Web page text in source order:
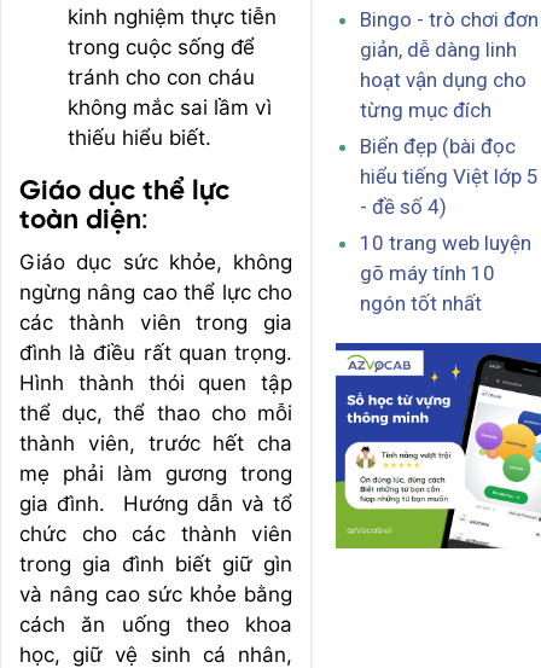
kinh nghiệm thực tiễn
trong cuộc sống để
tránh cho con cháu
không mắc sai lầm vì
thiếu hiểu biết.
Giáo dục thể lực
toàn diện:
Giáo dục sức khỏe, không
ngừng nâng cao thể lực cho
các thành viên trong gia
đình là điều rất quan trọng.
Hình thành thói quen tập
thể dục, thể thao cho mỗi
thành viên, trước hết cha
mẹ phải làm gương trong
gia đình. Hướng dẫn và tổ
chức cho các thành viên
trong gia đình biết giữ gìn
và nâng cao sức khỏe bằng
cách ăn uống theo khoa
học, giữ vệ sinh cá nhân,
Bingo - trò chơi đơn
giản, dễ dàng linh
hoạt vận dụng cho
từng mục đích
Biển đẹp (bài đọc
hiểu tiếng Việt lớp 5
- đề số 4)
10 trang web luyện
gõ máy tính 10
ngón tốt nhất